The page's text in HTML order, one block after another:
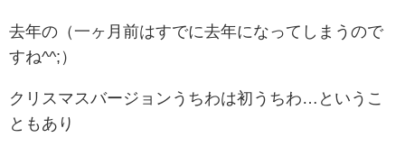
去年の（一ヶ月前はすでに去年になってしまうので
すね^^;）
クリスマスバージョンうちわは初うちわ…というこ
ともあり